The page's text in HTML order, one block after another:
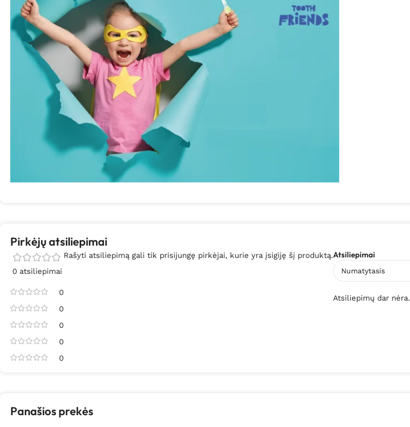
Pirkėjų atsiliepimai
0 atsiliepimai
0
0
0
0
0
Atsiliepimai
Atsiliepimų dar nėra.
Rašyti atsiliepimą gali tik prisijungę pirkėjai, kurie yra įsigiję šį produktą.
Panašios prekės